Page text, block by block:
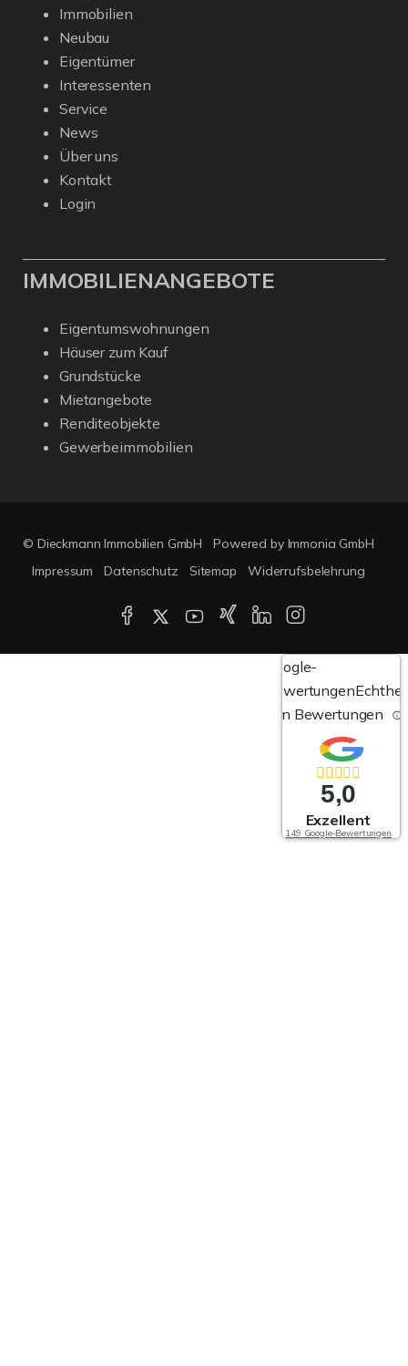
Immobilien
Neubau
Eigentümer
Interessenten
Service
News
Über uns
Kontakt
Login
IMMOBILIENANGEBOTE
Eigentumswohnungen
Häuser zum Kauf
Grundstücke
Mietangebote
Renditeobjekte
Gewerbeimmobilien
© Dieckmann Immobilien GmbH
Powered by Immonia GmbH
Impressum
Datenschutz Sitemap Widerrufsbelehrung
Google-
Bewertungen
von Bewertungen
5,0
Exzellent
149 Google-Bewertungen